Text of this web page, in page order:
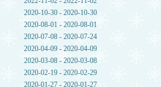
2020-10-30 - 2020-10-30
2020-08-01 - 2020-08-01
2020-07-08 - 2020-07-24
2020-04-09 - 2020-04-09
2020-03-08 - 2020-03-08
2020-02-19 - 2020-02-29
2020-01-27 - 2020-01-27